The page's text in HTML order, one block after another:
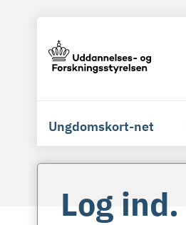
Ungdomskort-net
Log ind.